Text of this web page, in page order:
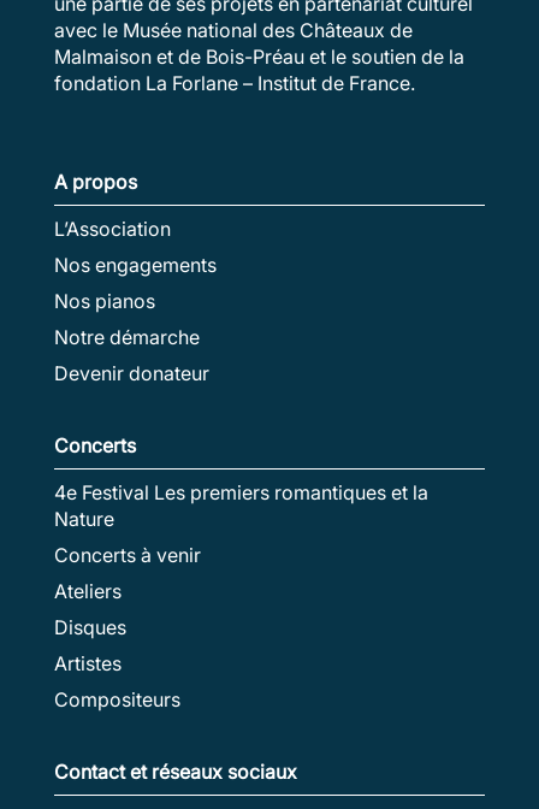
avec le Musée national des Châteaux de
Malmaison et de Bois-Préau et le soutien de la
fondation La Forlane – Institut de France.
A propos
L’Association
Nos engagements
Nos pianos
Notre démarche
Devenir donateur
Concerts
4e Festival Les premiers romantiques et la
Nature
Concerts à venir
Ateliers
Disques
Artistes
Compositeurs
Contact et réseaux sociaux